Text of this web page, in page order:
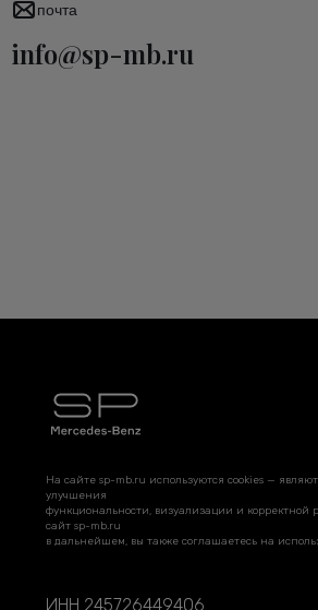
почта
info@sp-mb.ru
На сайте sp-mb.ru используются cookies —
улучшения
функциональности, визуализации и корректной
сайт sp-mb.ru
в дальнейшем, вы также соглашаетесь на
ИНН 245726449406